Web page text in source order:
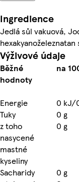
Ingredience
Jedlá sůl vakuová,
hexakyanoželeznatan
Výživové údaje
Běžné
hodnoty
na
Energie
0 kJ/
Tuky
0 g
z toho
nasycené
mastné
kyseliny
0 g
Sacharidy 0 g